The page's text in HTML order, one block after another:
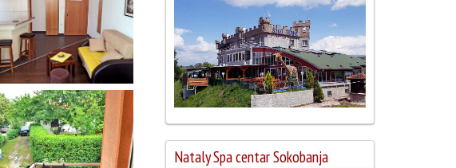
Nataly Spa centar Sokobanja